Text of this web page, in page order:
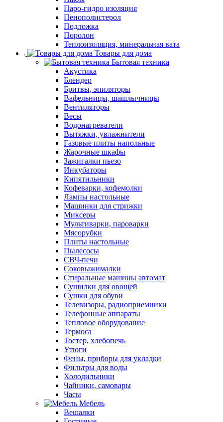
Паро-гидро изоляция
Пенополистерол
Подложка
Поролон
Теплоизоляция, минеральная вата
Товары для дома
Бытовая техника
Акустика
Блендер
Бритвы, эпиляторы
Вафельницы, шашлычницы
Вентиляторы
Весы
Водонагреватели
Вытяжки, увлажнители
Газовые плиты напольные
Жарочные шкафы
Зажигалки пьезо
Инкубаторы
Кипятильники
Кофеварки, кофемолки
Лампы настольные
Машинки для стрижки
Миксеры
Мультиварки, пароварки
Мясорубки
Плиты настольные
Пылесосы
СВЧ-печи
Соковыжималки
Стиральные машины автомат
Сушилки для овощей
Сушки для обуви
Телевизоры, радиоприемники
Телефонные аппараты
Тепловое оборудование
Термоса
Тостер, хлебопечь
Утюги
Фены, приборы для укладки
Фильтры для воды
Холодильники
Чайники, самовары
Часы
Мебель
Вешалки